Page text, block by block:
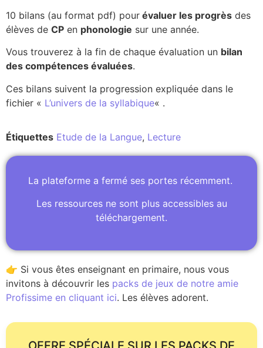
10 bilans (au format pdf) pour évaluer les progrès des
élèves de CP en phonologie sur une année.
Vous trouverez à la fin de chaque évaluation un bilan
des compétences évaluées.
Ces bilans suivent la progression expliquée dans le
fichier « L’univers de la syllabique« .
Étiquettes Etude de la Langue, Lecture
La plateforme a fermé ses portes récemment.
Les ressources ne sont plus accessibles au
téléchargement.
👉 Si vous êtes enseignant en primaire, nous vous
invitons à découvrir les packs de jeux de notre amie
Profissime en cliquant ici. Les élèves adorent.